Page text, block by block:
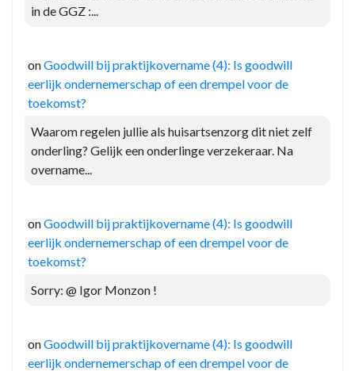
in de GGZ :...
onGoodwill bij praktijkovername (4): Is goodwill
eerlijk ondernemerschap of een drempel voor de
toekomst?
Waarom regelen jullie als huisartsenzorg dit niet zelf
onderling? Gelijk een onderlinge verzekeraar. Na
overname...
onGoodwill bij praktijkovername (4): Is goodwill
eerlijk ondernemerschap of een drempel voor de
toekomst?
Sorry: @ Igor Monzon !
onGoodwill bij praktijkovername (4): Is goodwill
eerlijk ondernemerschap of een drempel voor de